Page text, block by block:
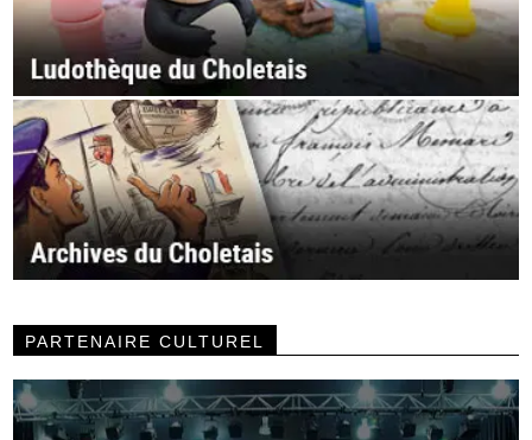
PARTENAIRE CULTUREL